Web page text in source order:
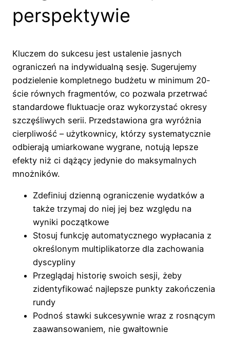
perspektywie
Kluczem do sukcesu jest ustalenie jasnych
ograniczeń na indywidualną sesję. Sugerujemy
podzielenie kompletnego budżetu w minimum 20-
ście równych fragmentów, co pozwala przetrwać
standardowe fluktuacje oraz wykorzystać okresy
szczęśliwych serii. Przedstawiona gra wyróżnia
cierpliwość – użytkownicy, którzy systematycznie
odbierają umiarkowane wygrane, notują lepsze
efekty niż ci dążący jedynie do maksymalnych
mnożników.
Zdefiniuj dzienną ograniczenie wydatków a
także trzymaj do niej jej bez względu na
wyniki początkowe
Stosuj funkcję automatycznego wypłacania z
określonym multiplikatorze dla zachowania
dyscypliny
Przeglądaj historię swoich sesji, żeby
zidentyfikować najlepsze punkty zakończenia
rundy
Podnoś stawki sukcesywnie wraz z rosnącym
zaawansowaniem, nie gwałtownie